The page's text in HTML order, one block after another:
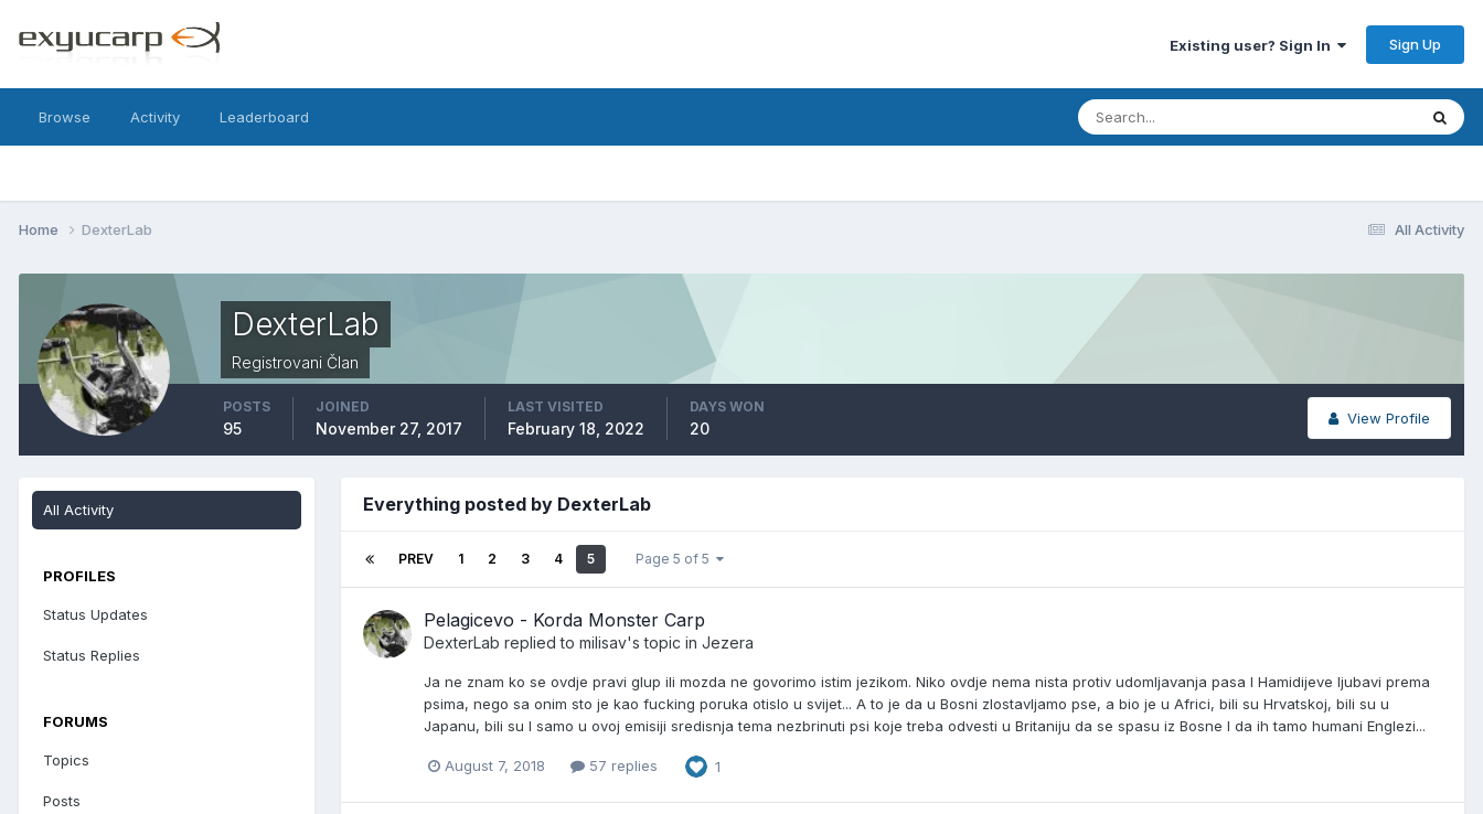
Existing user? Sign In Sign Up
Browse Activity Leaderboard
All Activity
Home DexterLab
DexterLab
Registrovani Član
View Profile
POSTS
95
JOINED
November 27, 2017
LAST VISITED
February 18, 2022
DAYS WON
20
All Activity
PROFILES
Status Updates
Status Replies
FORUMS
Topics
Posts
Everything posted by DexterLab
PREV 1 2 3 4 5 Page 5 of 5
Pelagicevo - Korda Monster Carp
DexterLab replied to milisav's topic in Jezera
Ja ne znam ko se ovdje pravi glup ili mozda ne govorimo istim jezikom. Niko ovdje nema nista protiv udomljavanja pasa I Hamidijeve ljubavi prema
psima, nego sa onim sto je kao fucking poruka otislo u svijet... A to je da u Bosni zlostavljamo pse, a bio je u Africi, bili su Hrvatskoj, bili su u
Japanu, bili su I samo u ovoj emisiji sredisnja tema nezbrinuti psi koje treba odvesti u Britaniju da se spasu iz Bosne I da ih tamo humani Englezi...
August 7, 2018 57 replies 1